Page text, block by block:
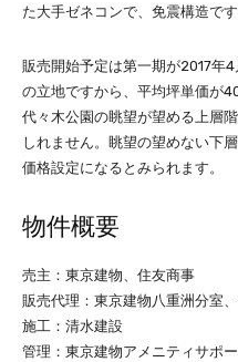
た大手ゼネコンで、免震構造です
販売開始予定は第一期が2017年
の立地ですから、平均坪単価が
代々木公園の眺望が望める上層
しれません。眺望の望めない下
価格設定になるとみられます。
物件概要
売主：東京建物、住友商事
販売代理：東京建物八重洲分室
施工：清水建設
管理：東京建物アメニティサポー